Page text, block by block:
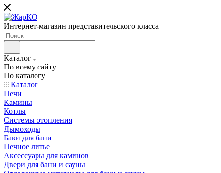
Интернет-магазин представительского класса
Каталог
По всему сайту
По каталогу
Каталог
Печи
Камины
Котлы
Системы отопления
Дымоходы
Баки для бани
Печное литье
Аксессуары для каминов
Двери для бани и сауны